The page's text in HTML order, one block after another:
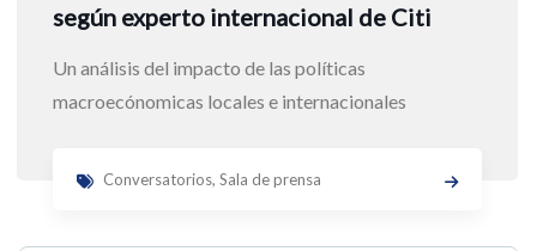
según experto internacional de Citi
Un análisis del impacto de las políticas
macroecónomicas locales e internacionales
Conversatorios, Sala de prensa